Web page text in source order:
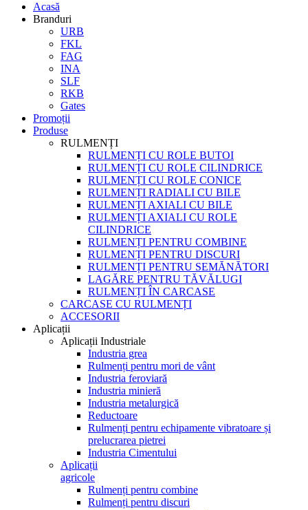
Acasă
Branduri
URB
FKL
FAG
INA
SLF
RKB
Gates
Promoții
Produse
RULMENȚI
RULMENȚI CU ROLE BUTOI
RULMENȚI CU ROLE CILINDRICE
RULMENȚI CU ROLE CONICE
RULMENȚI RADIALI CU BILE
RULMENȚI AXIALI CU BILE
RULMENȚI AXIALI CU ROLE
CILINDRICE
RULMENȚI PENTRU COMBINE
RULMENȚI PENTRU DISCURI
RULMENȚI PENTRU SEMĂNĂTORI
LAGĂRE PENTRU TĂVĂLUGI
RULMENȚI ÎN CARCASE
CARCASE CU RULMENȚI
ACCESORII
Aplicații
Aplicații Industriale
Industria grea
Rulmenți pentru mori de vânt
Industria feroviară
Industria minieră
Industria metalurgică
Reductoare
Rulmenți pentru echipamente vibratoare și
prelucrarea pietrei
Industria Cimentului
Aplicații
agricole
Rulmenți pentru combine
Rulmenți pentru discuri